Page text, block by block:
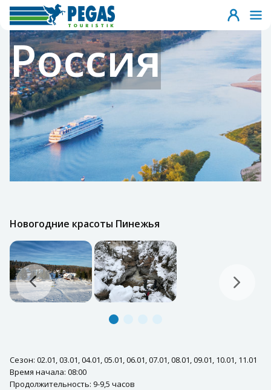
Россия
Новогодние красоты Пинежья
Сезон: 02.01, 03.01, 04.01, 05.01, 06.01, 07.01, 08.01, 09.01, 10.01, 11.01
Время начала: 08:00
Продолжительность: 9-9,5 часов